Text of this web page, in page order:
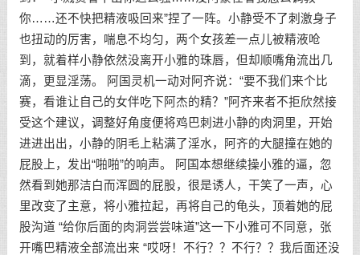
你……还不快把精液吸回来”捏了一阵。小静受不了刺激身子
也扭动的厉害，喘息不均匀，两个女孩差一点儿被精液呛
到，就着样小静依然没离开小雅的珠唇，但却顺嘴角流出几
滴，更显淫荡。 阿国灵机一动对阿齐说：“要不我们来个比
赛，看谁让自己的女伴吃下阿杰的精？”阿齐来者不拒欣然接
受这个建议，调整好角度便将鸡巴刺进小静的肉洞里，开始
进进出出，小静的阴毛上粘满了淫水，阿齐的大腿撞在她的
屁股上，发出“啪啪”的响声。 阿国本想继续操小雅的逼，忽
然看到她那洁白而浑圆的屁股，很是诱人，干笑了一声，心
里改变了主意，将小雅拉起，再将自己的龟头，顶着她的屁
股沟道 “给你后面的肉洞尝尝味道”这一下小雅可不同意，张
开嘴巴精液全部流出来 “哎呀！不行？？不行？？我后面还没